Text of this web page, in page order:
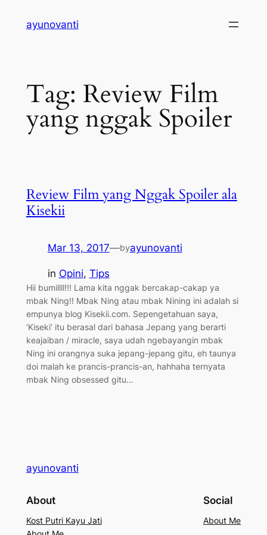
ayunovanti
Tag: Review Film
yang nggak Spoiler
Review Film yang Nggak Spoiler ala
Kisekii
Mar 13, 2017—byayunovanti
in Opini, Tips
Hii bumillll!!! Lama kita nggak bercakap-cakap ya
mbak Ning!! Mbak Ning atau mbak Nining ini adalah si
empunya blog Kisekii.com. Sepengetahuan saya,
‘Kiseki’ itu berasal dari bahasa Jepang yang berarti
keajaiban / miracle, saya udah ngebayangin mbak
Ning ini orangnya suka jepang-jepang gitu, eh taunya
doi malah ke prancis-prancis-an, hahhaha ternyata
mbak Ning obsessed gitu…
ayunovanti
About
Kost Putri Kayu Jati
Social
About Me